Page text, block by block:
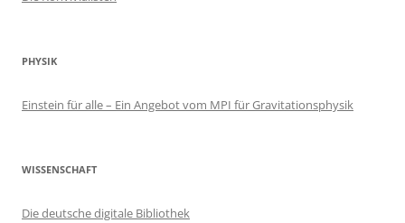
PHYSIK
Einstein für alle – Ein Angebot vom MPI für Gravitationsphysik
WISSENSCHAFT
Die deutsche digitale Bibliothek